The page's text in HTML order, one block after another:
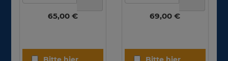
65,00 € 69,00 €